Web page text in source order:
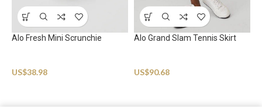
Alo Fresh Mini Scrunchie
US$38.98
Alo Grand Slam Tennis Skirt
US$90.68